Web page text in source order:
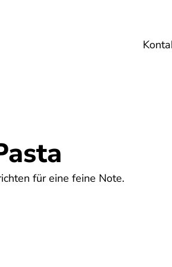
für eine feine Note.